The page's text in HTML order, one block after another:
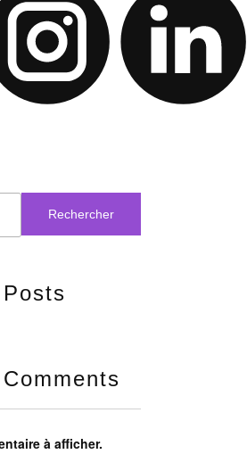
Rechercher
à afficher.